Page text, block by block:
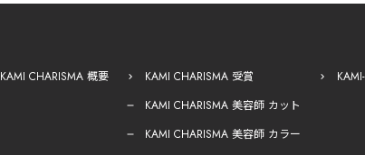
KAMI CHARISMA 概要
KAMI CHARISMA 受賞
KAMI CHARISMA 美容師 カット
KAMI CHARISMA 美容師 カラー